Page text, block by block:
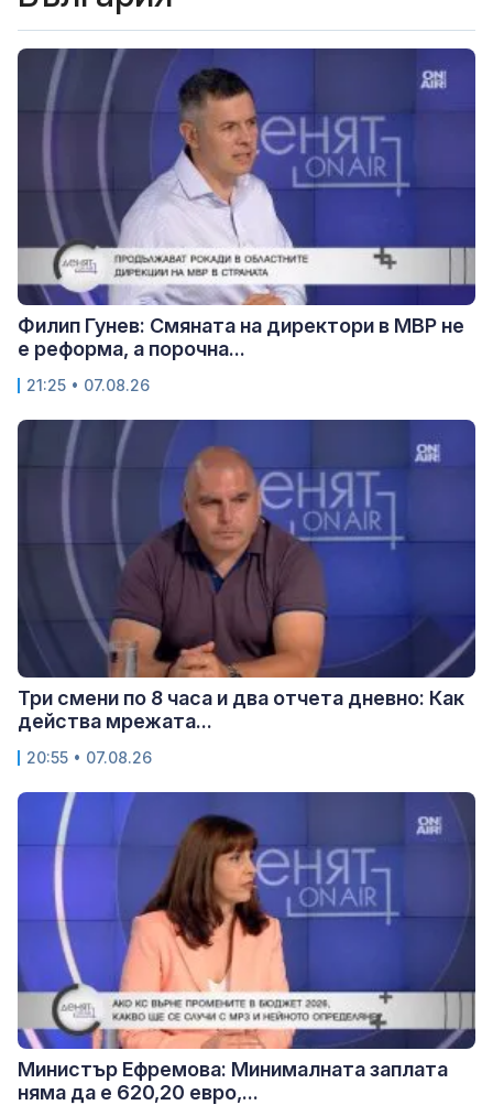
Филип Гунев: Смяната на директори в МВР не
е реформа, а порочна...
21:25 • 07.08.26
Три смени по 8 часа и два отчета дневно: Как
действа мрежата...
20:55 • 07.08.26
Министър Ефремова: Минималната заплата
няма да е 620,20 евро,...